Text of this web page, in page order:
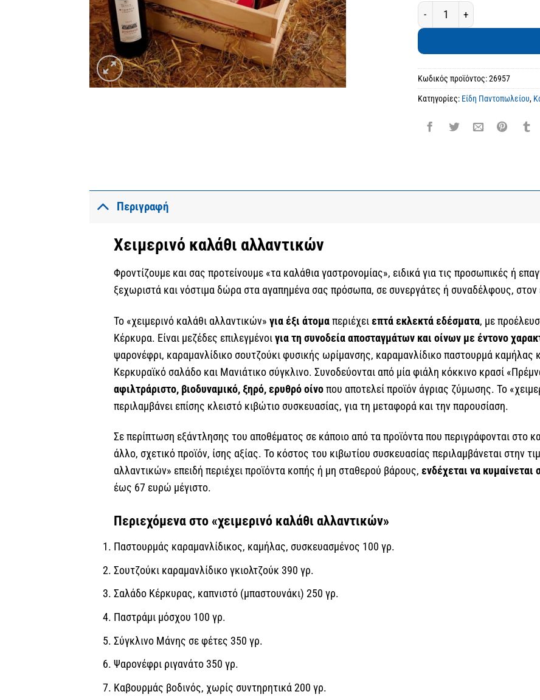
Χειμερινό καλάθι αλλαντικών
Κωδικός προϊόντος:26957
Κατηγορίες: Είδη Παντοπωλείου,
Περιγραφή
Χειμερινό καλάθι αλλαντικών
Φροντίζουμε και σας προτείνουμε «τα καλάθια γαστρονομίας», ειδικά για τις προσωπικές ή
ξεχωριστά και νόστιμα δώρα στα αγαπημένα σας πρόσωπα, σε συνεργάτες ή συναδέλφους,
Το «χειμερινό καλάθι αλλαντικών»για έξι άτομα περιέχειεπτά εκλεκτά εδέσματα, με
Κέρκυρα. Είναι μεζέδες επιλεγμένοιγια τη συνοδεία αποσταγμάτων και οίνων με έντονο
ψαρονέφρι, καραμανλίδικο σουτζούκι φυσικής ωρίμανσης, καραμανλίδικο παστουρμά καμήλας
Κερκυραϊκό σαλάδο και Μανιάτικο σύγκλινο. Συνοδεύονται από μία φιάλη κόκκινο κρασί
αφιλτράριστο, βιοδυναμικό, ξηρό, ερυθρό οίνο που αποτελεί προϊόν άγριας ζύμωσης. Το
περιλαμβάνει επίσης κλειστό κιβώτιο συσκευασίας, για τη μεταφορά και την παρουσίαση.
Σε περίπτωση εξάντλησης του αποθέματος σε κάποιο από τα προϊόντα που περιγράφονται στο
άλλο, σχετικό προϊόν, ίσης αξίας. Το κόστος του κιβωτίου συσκευασίας περιλαμβάνεται στην
αλλαντικών» επειδή περιέχει προϊόντα κοπής ή μη σταθερού βάρους,ενδέχεται να κυμαίνεται
έως 67 ευρώ μέγιστο.
Περιεχόμενα στο «χειμερινό καλάθι αλλαντικών»
Παστουρμάς καραμανλίδικος, καμήλας, συσκευασμένος 100 γρ.
Σουτζούκι καραμανλίδικο γκιολτζούκ 390 γρ.
Σαλάδο Κέρκυρας, καπνιστό (μπαστουνάκι) 250 γρ.
Παστράμι μόσχου 100 γρ.
Σύγκλινο Μάνης σε φέτες 350 γρ.
Ψαρονέφρι ριγανάτο 350 γρ.
Καβουρμάς βοδινός, χωρίς συντηρητικά 200 γρ.